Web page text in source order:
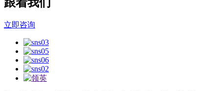
跟着我们
立即咨询